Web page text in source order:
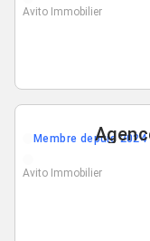
Avito Immobilier
Membre depuis 2024
Avito Immobilier